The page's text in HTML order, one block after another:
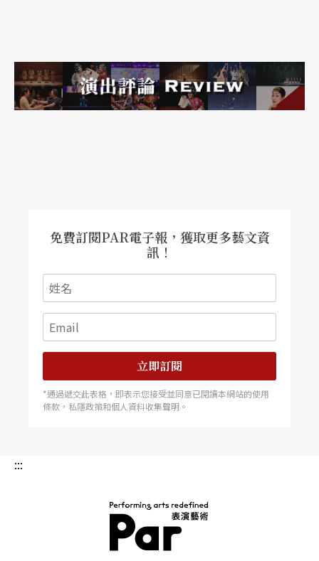
質地/語彙之間，有怎麼樣直接或間接的關聯？
#
那是不是就不會愛錯也不會被錯愛。做創作到最後
是在企業管理，在劇團／劇組中要保有個人又維持
群體性其實是蠻困難的，劇場工作的親密感跟工作
關係也時常會使人混淆或錯用，與共事對象間的情
感關係或糾葛，也時常在工作中變成不同的負累
（或加成），單純的工作問題摻進了人際與關係，
不是因為我們太習慣導演就該怎麼樣，演員就該怎
麼樣，有種理所當然的誤解或成見，理所當然的權
力關係，是默契但可能也是陳規？如果對於作品或
願景有相同的共識的話，即便就是單純的提供服務
免費訂閱PAR電子報，獲取更多藝文資
訊！
立即訂閱
*通過遞交此表格，即表示您接受並同意已閱讀本網站的使用
條款，私隱政策和個人資料收集聲明。
:::